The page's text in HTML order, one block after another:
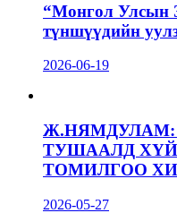
“Монгол Улсын
түншүүдийн
2026-06-19
ТУШААЛД
ТОМИЛГОО
2026-05-27